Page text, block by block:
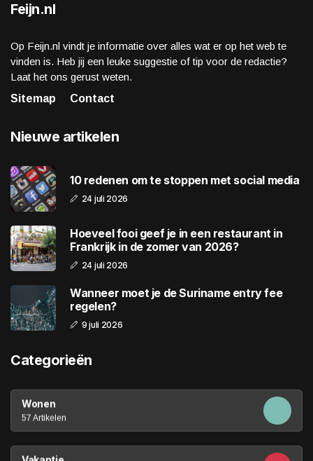
Feijn.nl
Op Feijn.nl vindt je informatie over alles wat er op het web te
vinden is. Heb jij een leuke suggestie of tip voor de redactie?
Laat het ons gerust weten.
Sitemap
Contact
Nieuwe artikelen
10 redenen om te stoppen met social media
24 juli 2026
Hoeveel fooi geef je in een restaurant in
Frankrijk in de zomer van 2026?
24 juli 2026
Wanneer moet je de Suriname entry fee
regelen?
9 juli 2026
Categorieën
Wonen
57 Artikelen